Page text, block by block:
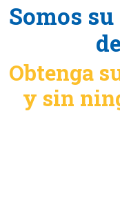
Somos
Obtenga
y sin